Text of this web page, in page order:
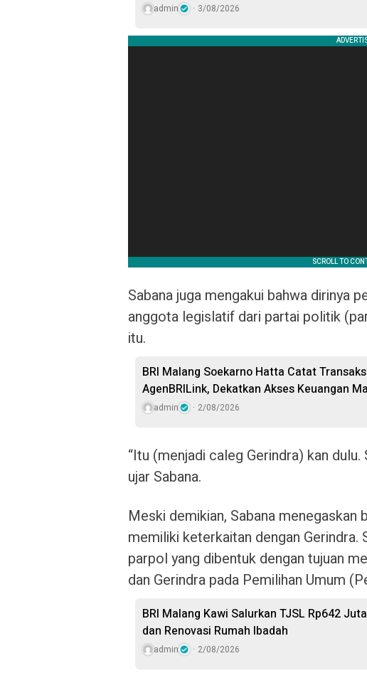
admin 3/08/2026
Sabana juga mengakui bahwa dirinya
anggota legislatif dari partai politik
itu.
BRI Malang Soekarno Hatta Catat
AgenBRILink, Dekatkan Akses Keuangan
admin 2/08/2026
“Itu (menjadi caleg Gerindra) kan
ujar Sabana.
Meski demikian, Sabana menegaskan
memiliki keterkaitan dengan Gerindra.
parpol yang dibentuk dengan tujuan
dan Gerindra pada Pemilihan Umum
BRI Malang Kawi Salurkan TJSL Rp642
dan Renovasi Rumah Ibadah
admin 2/08/2026